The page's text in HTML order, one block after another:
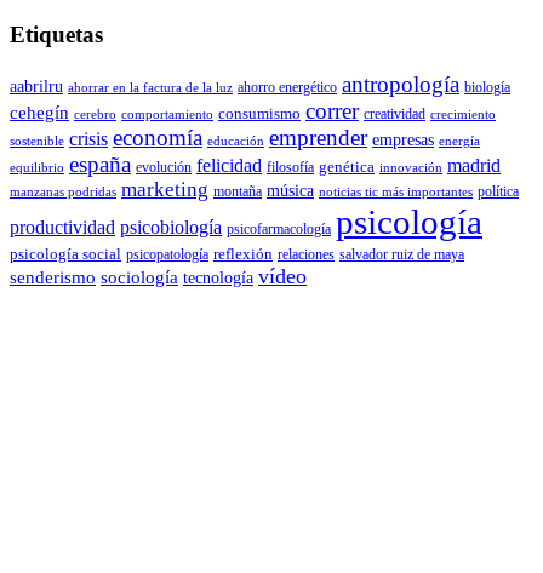
Etiquetas
aabrilru ahorrar en la factura de la luz ahorro energético antropología biología
cehegín cerebro comportamiento consumismo correr creatividad crecimiento
sostenible crisis economía educación emprender empresas energía
equilibrio españa evolución felicidad filosofía genética innovación madrid
manzanas podridas marketing montaña música noticias tic más importantes política
productividad psicobiología psicofarmacología psicología
psicología social psicopatología reflexión relaciones salvador ruiz de maya
senderismo sociología tecnología vídeo